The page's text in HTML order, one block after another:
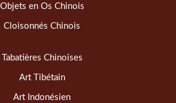
Objets en Os Chinois
Cloisonnés Chinois
Tabatières Chinoises
Art Tibétain
Art Indonésien